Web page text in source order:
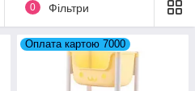
0 Фільтри
Оплата картою 7000